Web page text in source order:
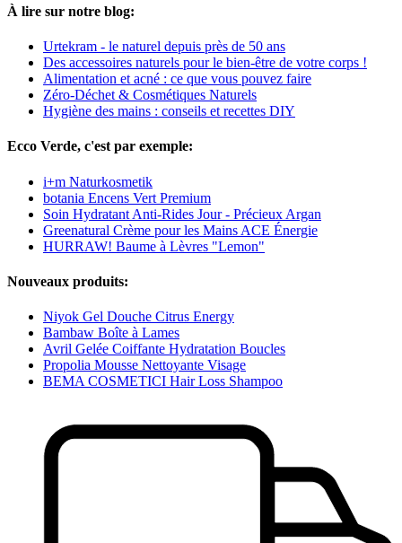
À lire sur notre blog:
Urtekram - le naturel depuis près de 50 ans
Des accessoires naturels pour le bien-être de votre corps !
Alimentation et acné : ce que vous pouvez faire
Zéro-Déchet & Cosmétiques Naturels
Hygiène des mains : conseils et recettes DIY
Ecco Verde, c'est par exemple:
i+m Naturkosmetik
botania Encens Vert Premium
Soin Hydratant Anti-Rides Jour - Précieux Argan
Greenatural Crème pour les Mains ACE Énergie
HURRAW! Baume à Lèvres "Lemon"
Nouveaux produits:
Niyok Gel Douche Citrus Energy
Bambaw Boîte à Lames
Avril Gelée Coiffante Hydratation Boucles
Propolia Mousse Nettoyante Visage
BEMA COSMETICI Hair Loss Shampoo